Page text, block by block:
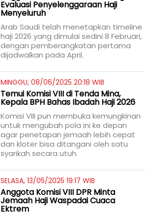
Evaluasi Penyelenggaraan Haji
Menyeluruh
Arab Saudi telah menetapkan timeline
haji 2026 yang dimulai sedini 8 Februari,
dengan pemberangkatan pertama
dijadwalkan pada April.
MINGGU, 08/06/2025 20:18 WIB
Temui Komisi VIII di Tenda Mina,
Kepala BPH Bahas Ibadah Haji 2026
Komisi VIII pun membuka kemungkinan
untuk mengubah pola ini ke depan
agar penetapan jemaah lebih cepat
dan kloter bisa ditangani oleh satu
syarikah secara utuh.
SELASA, 13/05/2025 19:17 WIB
Anggota Komisi VIII DPR Minta
Jemaah Haji Waspadai Cuaca
Ektrem